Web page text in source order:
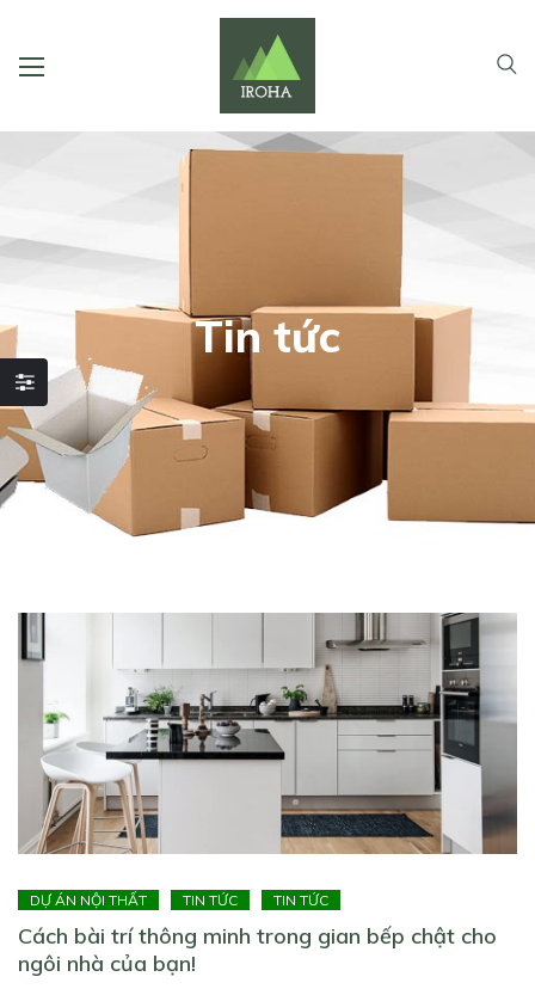
Tin tức
DỰ ÁN NỘI THẤT TIN TỨC TIN TỨC
Cách bài trí thông minh trong gian bếp chật cho
ngôi nhà của bạn!